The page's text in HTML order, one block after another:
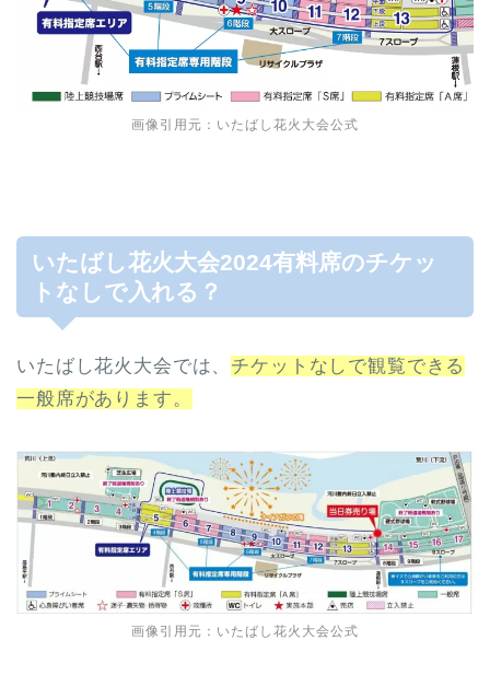
画像引用元：いたばし花火大会公式
いたばし花火大会2024有料席のチケッ
トなしで入れる？
いたばし花火大会では、 チケットなしで観覧できる
一般席があります。
画像引用元：いたばし花火大会公式